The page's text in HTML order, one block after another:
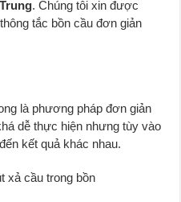
. Chúng tôi xin được
tắc bồn cầu đơn giản
là phương pháp đơn giản
dễ thực hiện nhưng tùy vào
kết quả khác nhau.
xả cầu trong bồn